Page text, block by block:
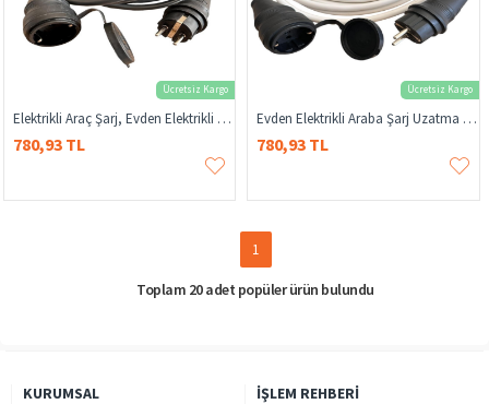
Ücretsiz Kargo
Elektrikli Araç Şarj, Evden Elektrikli Araba Şarj Uzatma Kablosu, Elektrikli Araç Şarj Kablosu, Elektrikli Araba Şarj Uzatma Kablosu
780,93 TL
Ücretsiz Kargo
Evden Elektrikli Araba Şarj Uzatma Kablosu, Elektrikli Araç Şarj Kablosu, Elektrikli Araba Şarj Uzatma Kablosu, Elektrikli Araç Şarj
780,93 TL
1
Toplam 20 adet popüler ürün bulundu
KURUMSAL İŞLEM REHBERI